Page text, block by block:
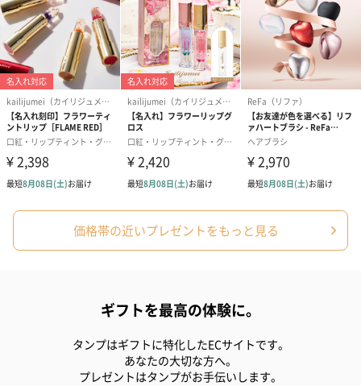
ドライフラワー・プリザーブドフラワー
自然のお花で作ったドライフラワー・プリザーブドフラワーを同
梱します。
一部花材が写真と異なる場合がございます。予めご了承くださ
い。パッケージに入れてお届けします。
（2,580円）
価格帯の近いプレゼントをもっと見る
ギフトを最高の体験に。
タンプはギフトに特化したECサイトです。
あなたの大切な方へ。
プレゼントはタンプがお手伝いします。